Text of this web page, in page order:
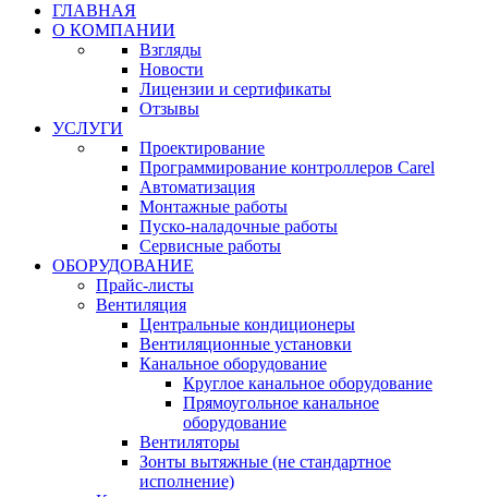
ГЛАВНАЯ
О КОМПАНИИ
Взгляды
Новости
Лицензии и сертификаты
Отзывы
УСЛУГИ
Проектирование
Программирование контроллеров Carel
Автоматизация
Монтажные работы
Пуско-наладочные работы
Сервисные работы
ОБОРУДОВАНИЕ
Прайс-листы
Вентиляция
Центральные кондиционеры
Вентиляционные установки
Канальное оборудование
Круглое канальное оборудование
Прямоугольное канальное
оборудование
Вентиляторы
Зонты вытяжные (не стандартное
исполнение)